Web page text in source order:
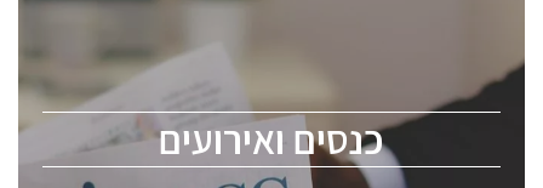
כנסים ואירועים
לכל העוסקים בתעשיית הסמיקונדקטור כולל מהנדסים,
ChipEx2026 will be held on May 12-13, 2026. The